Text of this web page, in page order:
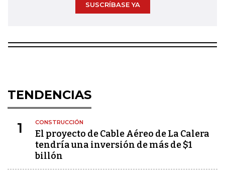
SUSCRÍBASE YA
TENDENCIAS
1 CONSTRUCCIÓN
El proyecto de Cable Aéreo de La Calera
tendría una inversión de más de $1
billón